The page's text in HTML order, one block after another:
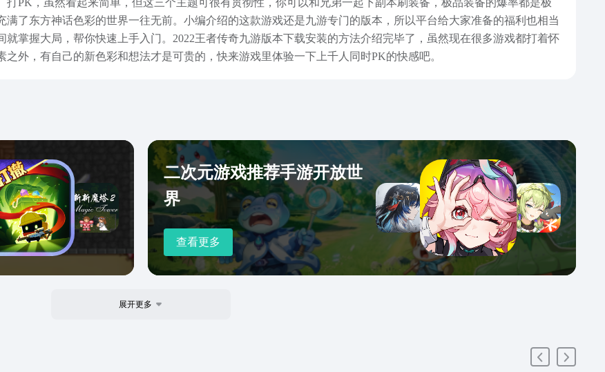
PK，虽然看起来简单，但这三个主题可很有贯彻性，你可以和兄弟一起下副本刷装备，极品装备的爆率都是极
了东方神话色彩的世界一往无前。小编介绍的这款游戏还是九游专门的版本，所以平台给大家准备的福利也相当
掌握大局，帮你快速上手入门。2022王者传奇九游版本下载安装的方法介绍完毕了，虽然现在很多游戏都打着怀
外，有自己的新色彩和想法才是可贵的，快来游戏里体验一下上千人同时PK的快感吧。
二次元游戏推荐手游开放世
界
查看更多
展开更多